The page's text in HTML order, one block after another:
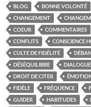
BLOG
BONNE VOLONTÉ
CHANGEMENT
COEUR
COMMENTAIRES
CONFLITS
CONSCIENCE
CULTE DE FIDÉLITÉ
DÉSÉQUILIBRE
DROIT DE CITER
FIDÈLE
FRÉQUENCE
GUIDER
HABITUDES